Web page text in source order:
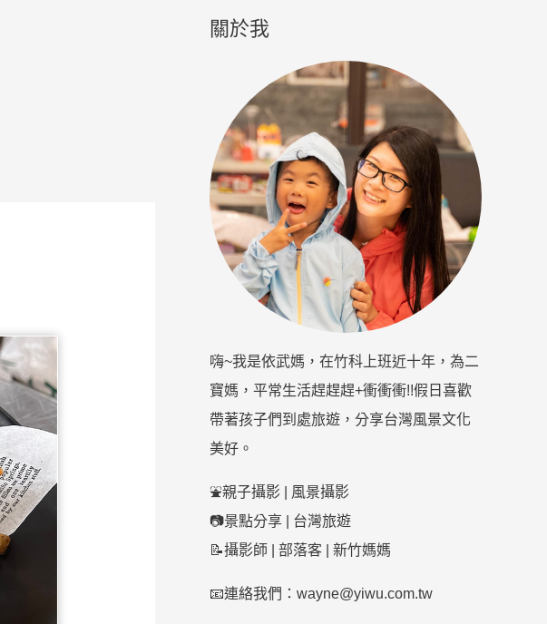
鍵
關於我
嗨~我是依武媽，在竹科上班近十年，為二
寶媽，平常生活趕趕趕+衝衝衝!!假日喜歡
帶著孩子們到處旅遊，分享台灣風景文化
美好。
⛲親子攝影 | 風景攝影
📷景點分享 | 台灣旅遊
📝攝影師 | 部落客 | 新竹媽媽
📧連絡我們：wayne@yiwu.com.tw